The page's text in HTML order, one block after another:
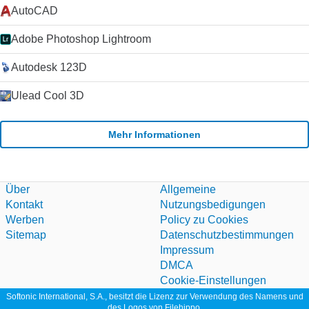
AutoCAD
Adobe Photoshop Lightroom
Autodesk 123D
Ulead Cool 3D
Mehr Informationen
Über
Kontakt
Werben
Sitemap
Allgemeine
Nutzungsbedigungen
Policy zu Cookies
Datenschutzbestimmungen
Impressum
DMCA
Cookie-Einstellungen
Softonic International, S.A., besitzt die Lizenz zur Verwendung des Namens und